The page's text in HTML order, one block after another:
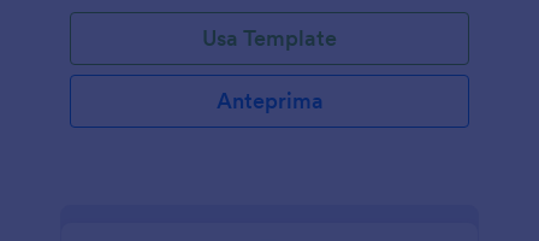
Usa Template
Anteprima